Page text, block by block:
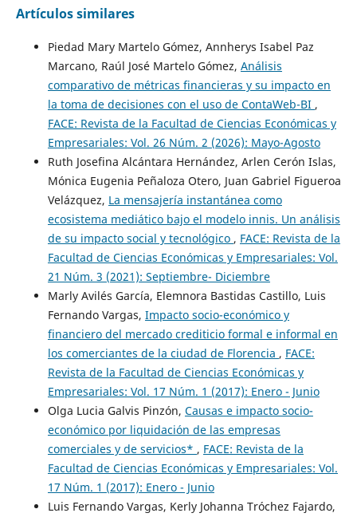
Artículos similares
Piedad Mary Martelo Gómez, Annherys Isabel Paz
Marcano, Raúl José Martelo Gómez, Análisis
comparativo de métricas financieras y su impacto en
la toma de decisiones con el uso de ContaWeb-BI ,
FACE: Revista de la Facultad de Ciencias Económicas y
Empresariales: Vol. 26 Núm. 2 (2026): Mayo-Agosto
Ruth Josefina Alcántara Hernández, Arlen Cerón Islas,
Mónica Eugenia Peñaloza Otero, Juan Gabriel Figueroa
Velázquez, La mensajería instantánea como
ecosistema mediático bajo el modelo innis. Un análisis
de su impacto social y tecnológico , FACE: Revista de la
Facultad de Ciencias Económicas y Empresariales: Vol.
21 Núm. 3 (2021): Septiembre- Diciembre
Marly Avilés García, Elemnora Bastidas Castillo, Luis
Fernando Vargas, Impacto socio-económico y
financiero del mercado crediticio formal e informal en
los comerciantes de la ciudad de Florencia , FACE:
Revista de la Facultad de Ciencias Económicas y
Empresariales: Vol. 17 Núm. 1 (2017): Enero - Junio
Olga Lucia Galvis Pinzón, Causas e impacto socio-
económico por liquidación de las empresas
comerciales y de servicios* , FACE: Revista de la
Facultad de Ciencias Económicas y Empresariales: Vol.
17 Núm. 1 (2017): Enero - Junio
Luis Fernando Vargas, Kerly Johanna Tróchez Fajardo,